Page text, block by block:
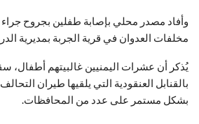
وأفاد مصدر محلي بإصابة طفلين بجروح جراء
مخلفات العدوان في قرية الجربة بمديرية
يُذكر أن عشرات اليمنيين غالبيتهم أطفال،
بالقنابل العنقودية التي يلقيها طيران
بشكل مستمر على عدد من المحافظات.